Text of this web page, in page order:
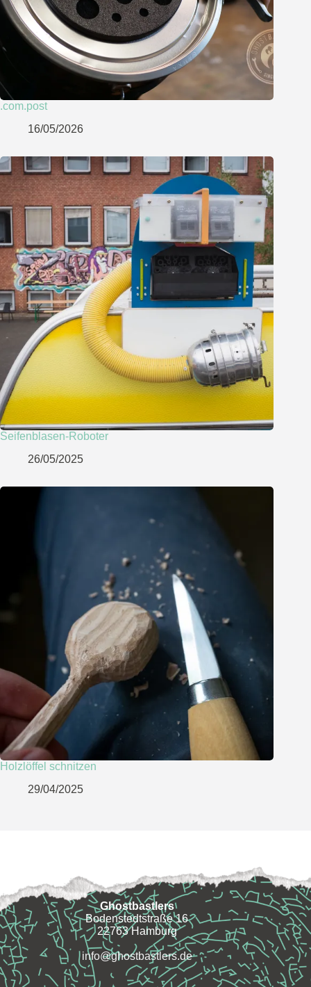
.com.post
16/05/2026
Seifenblasen-Roboter
26/05/2025
Holzlöffel schnitzen
29/04/2025
Ghostbastlers
Bodenstedtstraße 16
22763 Hamburg
info@ghostbastlers.de